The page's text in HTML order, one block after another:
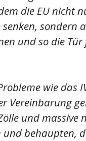
die EU nicht
sondern
und so die
wie das
Vereinbarung
und massive
behaupten,